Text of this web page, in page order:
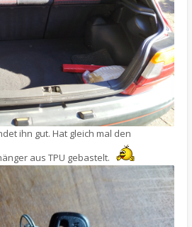
ihn gut. Hat gleich mal den
aus TPU gebastelt.